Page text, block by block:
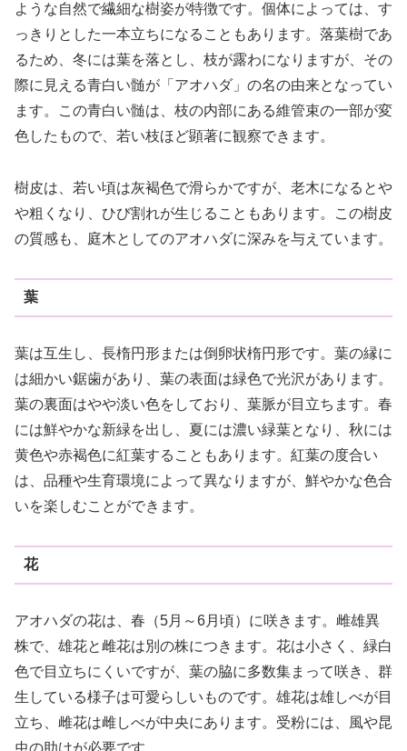
ような自然で繊細な樹姿が特徴です。個体によっては、す
っきりとした一本立ちになることもあります。落葉樹であ
るため、冬には葉を落とし、枝が露わになりますが、その
際に見える青白い髄が「アオハダ」の名の由来となってい
ます。この青白い髄は、枝の内部にある維管束の一部が変
色したもので、若い枝ほど顕著に観察できます。
樹皮は、若い頃は灰褐色で滑らかですが、老木になるとや
や粗くなり、ひび割れが生じることもあります。この樹皮
の質感も、庭木としてのアオハダに深みを与えています。
葉
葉は互生し、長楕円形または倒卵状楕円形です。葉の縁に
は細かい鋸歯があり、葉の表面は緑色で光沢があります。
葉の裏面はやや淡い色をしており、葉脈が目立ちます。春
には鮮やかな新緑を出し、夏には濃い緑葉となり、秋には
黄色や赤褐色に紅葉することもあります。紅葉の度合い
は、品種や生育環境によって異なりますが、鮮やかな色合
いを楽しむことができます。
花
アオハダの花は、春（5月～6月頃）に咲きます。雌雄異
株で、雄花と雌花は別の株につきます。花は小さく、緑白
色で目立ちにくいですが、葉の脇に多数集まって咲き、群
生している様子は可愛らしいものです。雄花は雄しべが目
立ち、雌花は雌しべが中央にあります。受粉には、風や昆
虫の助けが必要です。